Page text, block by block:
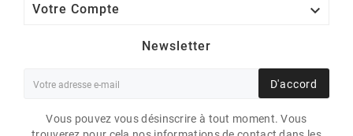
Votre Compte 
Newsletter
D'accord
Vous pouvez vous désinscrire à tout moment. Vous